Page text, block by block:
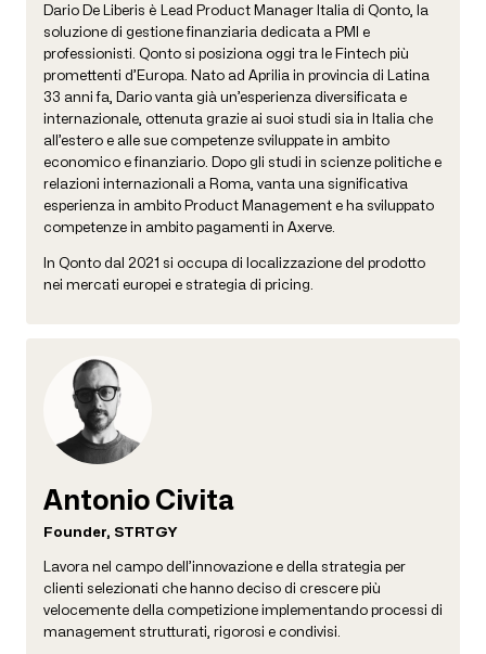
Dario De Liberis è Lead Product Manager Italia di Qonto, la
soluzione di gestione finanziaria dedicata a PMI e
professionisti. Qonto si posiziona oggi tra le Fintech più
promettenti d’Europa. Nato ad Aprilia in provincia di Latina
33 anni fa, Dario vanta già un’esperienza diversificata e
internazionale, ottenuta grazie ai suoi studi sia in Italia che
all’estero e alle sue competenze sviluppate in ambito
economico e finanziario. Dopo gli studi in scienze politiche e
relazioni internazionali a Roma, vanta una significativa
esperienza in ambito Product Management e ha sviluppato
competenze in ambito pagamenti in Axerve.
In Qonto dal 2021 si occupa di localizzazione del prodotto
nei mercati europei e strategia di pricing.
Antonio Civita
Founder, STRTGY
Lavora nel campo dell’innovazione e della strategia per
clienti selezionati che hanno deciso di crescere più
velocemente della competizione implementando processi di
management strutturati, rigorosi e condivisi.